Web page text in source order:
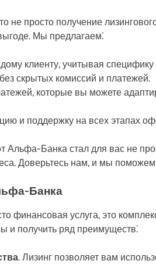
просто получение
Мы предлагаем⁚
клиенту, учитывая
скрытых комиссий и платежей.
которые вы можете
и поддержку на всех этапах
Альфа-Банка стал для вас не
Доверьтесь нам, и мы
Банка
финансовая услуга, это
и получить ряд преимуществ⁚
. Лизинг позволяет вам